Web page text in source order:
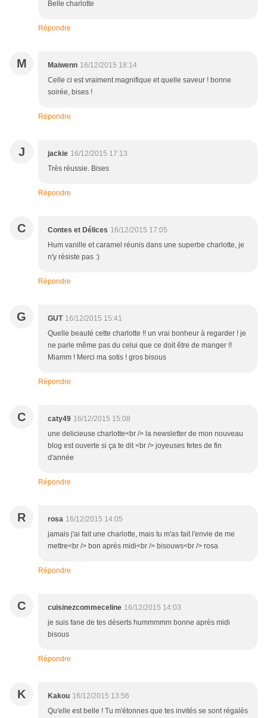
Belle charlotte
Répondre
M Maiwenn 16/12/2015 18:14
Celle ci est vraiment magnifique et quelle saveur ! bonne
soirée, bises !
Répondre
J jackie 16/12/2015 17:13
Très réussie. Bises
Répondre
C Contes et Délices 16/12/2015 17:05
Hum vanille et caramel réunis dans une superbe charlotte, je
n'y résiste pas :)
Répondre
G GUT 16/12/2015 15:41
Quelle beauté cette charlotte !! un vrai bonheur à regarder ! je
ne parle même pas du celui que ce doit être de manger !!
Miamm ! Merci ma sotis ! gros bisous
Répondre
C caty49 16/12/2015 15:08
une delicieuse charlotte<br /> la newsletter de mon nouveau
blog est ouverte si ça te dit <br /> joyeuses fetes de fin
d'année
Répondre
R rosa 16/12/2015 14:05
jamais j'ai fait une charlotte, mais tu m'as fait l'envie de me
mettre<br /> bon aprés midi<br /> bisouws<br /> rosa
Répondre
C cuisinezcommeceline 16/12/2015 14:03
je suis fane de tes déserts hummmmm bonne après midi
bisous
Répondre
K Kakou 16/12/2015 13:56
Qu'elle est belle ! Tu m'étonnes que tes invités se sont régalés